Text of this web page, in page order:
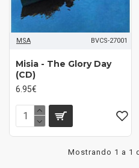
MSA BVCS-27001
Misia - The Glory Day
(CD)
6.95€
Mostrando 1 a 1